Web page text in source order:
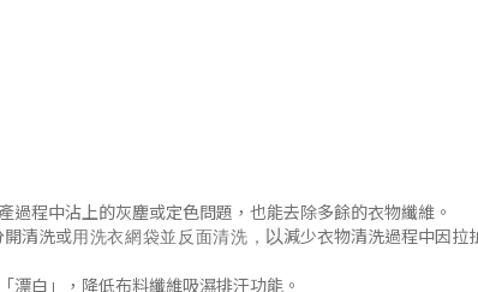
過程中沾上的灰塵或定色問題 ， 也能去除多餘的衣物纖維。
開清洗或用洗衣網袋並反面清洗 ， 以減少衣物清洗過程中因拉
漂白」，降低布料纖維吸濕排汗功能 。